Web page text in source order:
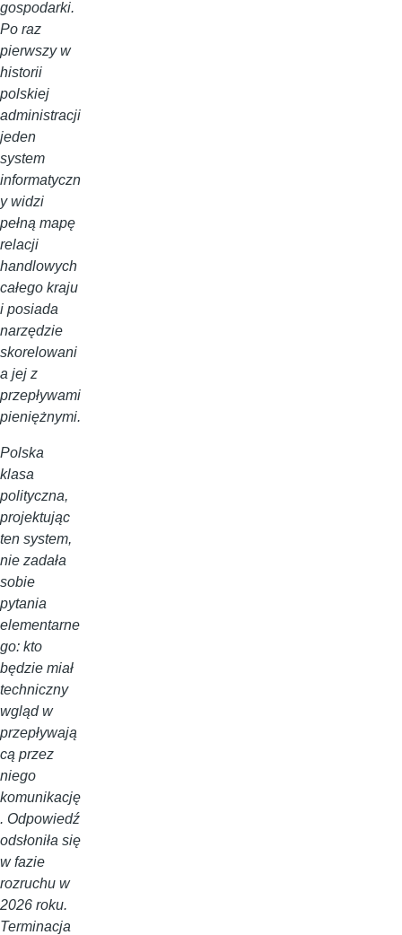
gospodarki.
Po raz
pierwszy w
historii
polskiej
administracji
jeden
system
informatyczn
y widzi
pełną mapę
relacji
handlowych
całego kraju
i posiada
narzędzie
skorelowani
a jej z
przepływami
pieniężnymi.
Polska
klasa
polityczna,
projektując
ten system,
nie zadała
sobie
pytania
elementarne
go: kto
będzie miał
techniczny
wgląd w
przepływają
cą przez
niego
komunikację
. Odpowiedź
odsłoniła się
w fazie
rozruchu w
2026 roku.
Terminacja